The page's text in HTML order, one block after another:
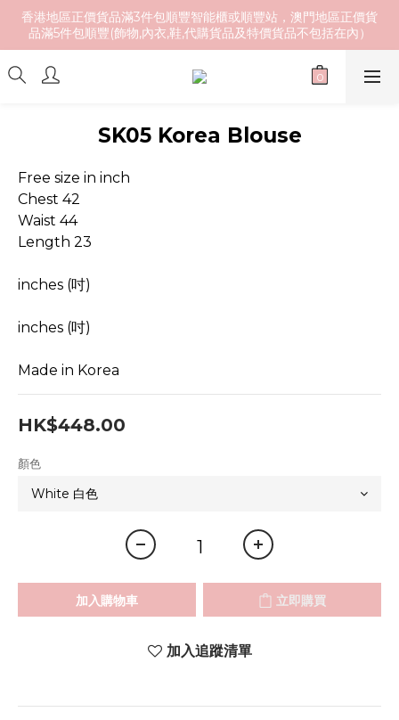
香港地區正價貨品滿3件包順豐智能櫃或順豐站，澳門地區正價貨
品滿5件包順豐(飾物,內衣,鞋,代購貨品及特價貨品不包括在內）
SK05 Korea Blouse
Free size in inch
Chest 42
Waist 44
Length 23
inches (吋)
inches (吋)
Made in Korea
HK$448.00
顏色
加入購物車 立即購買
加入追蹤清單